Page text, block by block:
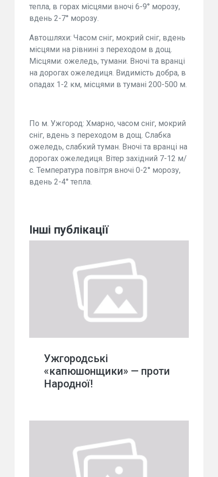
тепла, в горах місцями вночі 6-9° морозу,
вдень 2-7° морозу.
Автошляхи: Часом сніг, мокрий сніг, вдень
місцями на рівнині з переходом в дощ.
Місцями: ожеледь, тумани. Вночі та вранці
на дорогах ожеледиця. Видимість добра, в
опадах 1-2 км, місцями в тумані 200-500 м.
По м. Ужгород: Хмарно, часом сніг, мокрий
сніг, вдень з переходом в дощ. Слабка
ожеледь, слабкий туман. Вночі та вранці на
дорогах ожеледиця. Вітер західний 7-12 м/
с. Температура повітря вночі 0-2° морозу,
вдень 2-4° тепла.
Інші публікації
Ужгородські
«капюшонщики» — проти
Народної!